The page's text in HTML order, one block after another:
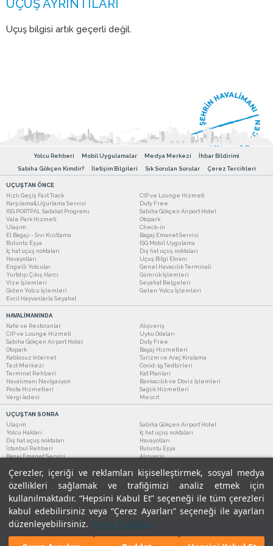
Çerezler, içeriği ve reklamları kişiselleştirmek, sosyal medya
özellikleri sağlamak ve trafiğimizi analiz etmek için
kullanılmaktadır. “Hepsini Kabul Et” seçeneği ile tüm çerezleri
kabul edebilirsiniz veya “Çerez Ayarları” seçeneği ile ayarları
düzenleyebilirsiniz. Çerez Politikası
Uçuş bilgisi artık geçerli değil.
Yolcu Rehberi Mobil Uygulamalar Medya Merkezi
İhbar Bildirimi
Sabiha Gökçen Kimdir?
İletişim Bilgileri Sık Sorulan Sorular Çerez Tercihleri
UÇUŞTAN ÖNCE
Hızlı Geçiş Fast Track
CIP ve Lounge Hizmeti
Karşılama&Uğurlama Servisi
Duty Free
ISG PORTPAL Sadakat Programı
Sabiha Gökçen Airport Hotel
Vale Park Hizmeti
Otopark
Ulaşım
Check-in
El Bagajı - Sıvı Kısıtlama
Bagaj Emanet Servisi
Buluntu Eşya
ISG Mobil Uygulama
İç hat uçuş noktaları
Dış hat uçuş noktaları
Havayolları
Uçuş Bilgi Ekranı
Engelli Yolcular
Genel Havacılık Terminali
Yurtdışı Çıkış Harcı
Gümrük İşlemleri
Vize İşlemleri
Seyahat Belgeleri
Giden Yolcu İşlemleri
Gelen Yolcu İşlemleri
Evcil Hayvanlarla Seyahat
HAVALİMANINDA
Kafe ve Restoranlar
Alışveriş
CIP ve Lounge Hizmeti
Uyku Odaları
Sabiha Gökçen Airport Hotel
Duty Free
Otopark
Bagaj Hizmetleri
Kablosuz İnternet
Turizm ve Araç Kiralama
Test Merkezi
Covid-19 Tedbirleri
Terminal Rehberi
Kat Planları
Havalimanı Navigasyon
Bankacılık ve Döviz İşlemleri
Posta Hizmetleri
Sağlık Hizmetleri
Vergi İadesi
Mescit
UÇUŞTAN SONRA
Ulaşım
Sabiha Gökçen Airport Hotel
Yolcu Hakları
İç hat uçuş noktaları
Dış hat uçuş noktaları
Havayolları
İstanbul Rehberi
Buluntu Eşya
Bagaj Emanet Servisi
Alışveriş